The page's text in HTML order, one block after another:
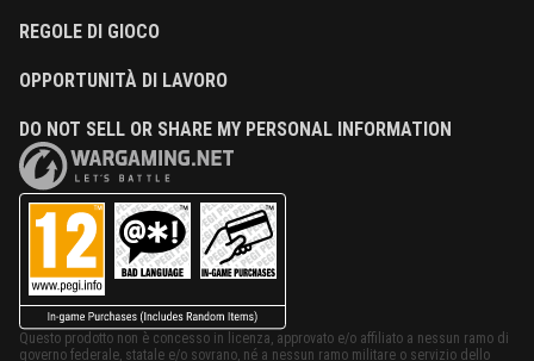
REGOLE DI GIOCO
OPPORTUNITÀ DI LAVORO
DO NOT SELL OR SHARE MY PERSONAL INFORMATION
Questo prodotto non è concesso in licenza, approvato e/o affiliato a nessun ramo di
governo federale, statale e/o sovrano, né a nessun ramo militare o servizio dello